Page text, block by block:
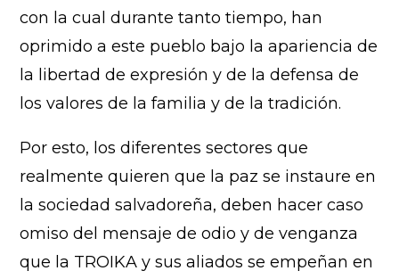
con la cual durante tanto tiempo, han
oprimido a este pueblo bajo la apariencia de
la libertad de expresión y de la defensa de
los valores de la familia y de la tradición.
Por esto, los diferentes sectores que
realmente quieren que la paz se instaure en
la sociedad salvadoreña, deben hacer caso
omiso del mensaje de odio y de venganza
que la TROIKA y sus aliados se empeñan en